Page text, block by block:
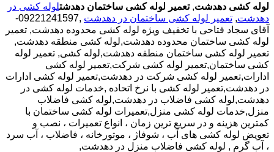
لوله کشی دهدشت,تعمیر لوله کشی ساختمان دهدشتلوله کشی در
دهدشت, تعمیر لوله کشی ساختمان در دهدشت
,09221241597-
آقای سجاد فتاحی با تخفیف ویژه لوله کشی محدوده دهدشت, تعمیر
لوله کشی ساختمان محدوده دهدشت,لوله کشی منطقه دهدشت,
تعمیر لوله کشی ساختمان منطقه دهدشت,لوله کشی, تعمیر لوله
کشی ساختمان,تعمیر لوله کشی شرکت,تعمیر لوله کشی
ادارات,تعمیر لوله کشی شرکت در دهدشت,تعمیر لوله کشی ادارات
در دهدشت,تعمیر لوله کشی با نرخ اتحاده ,خدمات لوله کشی در
دهدشت,لوله کشی فاضلاب در دهدشت,لوله کشی فاضلاب
منزل,خدمات لوله کشی منزل,تعمیرات لوله کشی ساختمان با
کمترین هزینه و در سریع ترین زمان ، انواع تعمیرات ، نصب و
تعویض لوله کشی های آب ، شوفاژ ، موتورخانه ، فاضلاب ، آب سرد
، آب گرم , لوله کشی فاضلاب منزل در دهدشت,